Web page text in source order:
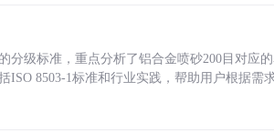
分级标准，重点分析了铝合金喷砂200目对应
ISO 8503-1标准和行业实践，帮助用户根据需